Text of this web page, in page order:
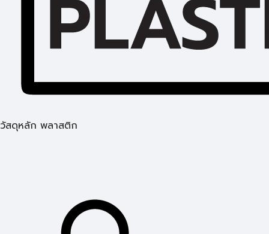
วัสดุหลัก พลาสติก